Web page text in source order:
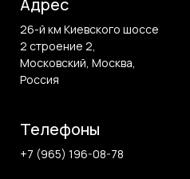
Адрес
26-й км Киевского шоссе
2 строение 2,
Московский, Москва,
Россия
Телефоны
+7 (965) 196-08-78